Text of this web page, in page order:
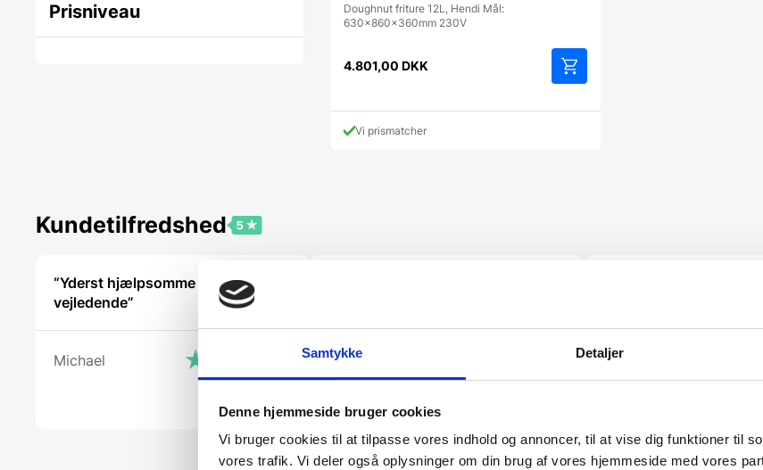
Samtykke Detaljer
Denne hjemmeside bruger cookies
Vi bruger cookies til at tilpasse vores indhold og annoncer, til at vise dig funktioner til
vores trafik. Vi deler også oplysninger om din brug af vores hjemmeside med vores
Prisniveau
Doughnut friture 12L, Hendi Mål:
630x860x360mm 230V
4.801,00 DKK
Vi prismatcher
Kundetilfredshed
“Yderst hjælpsomme og
vejledende”
Michael
Lone Isken